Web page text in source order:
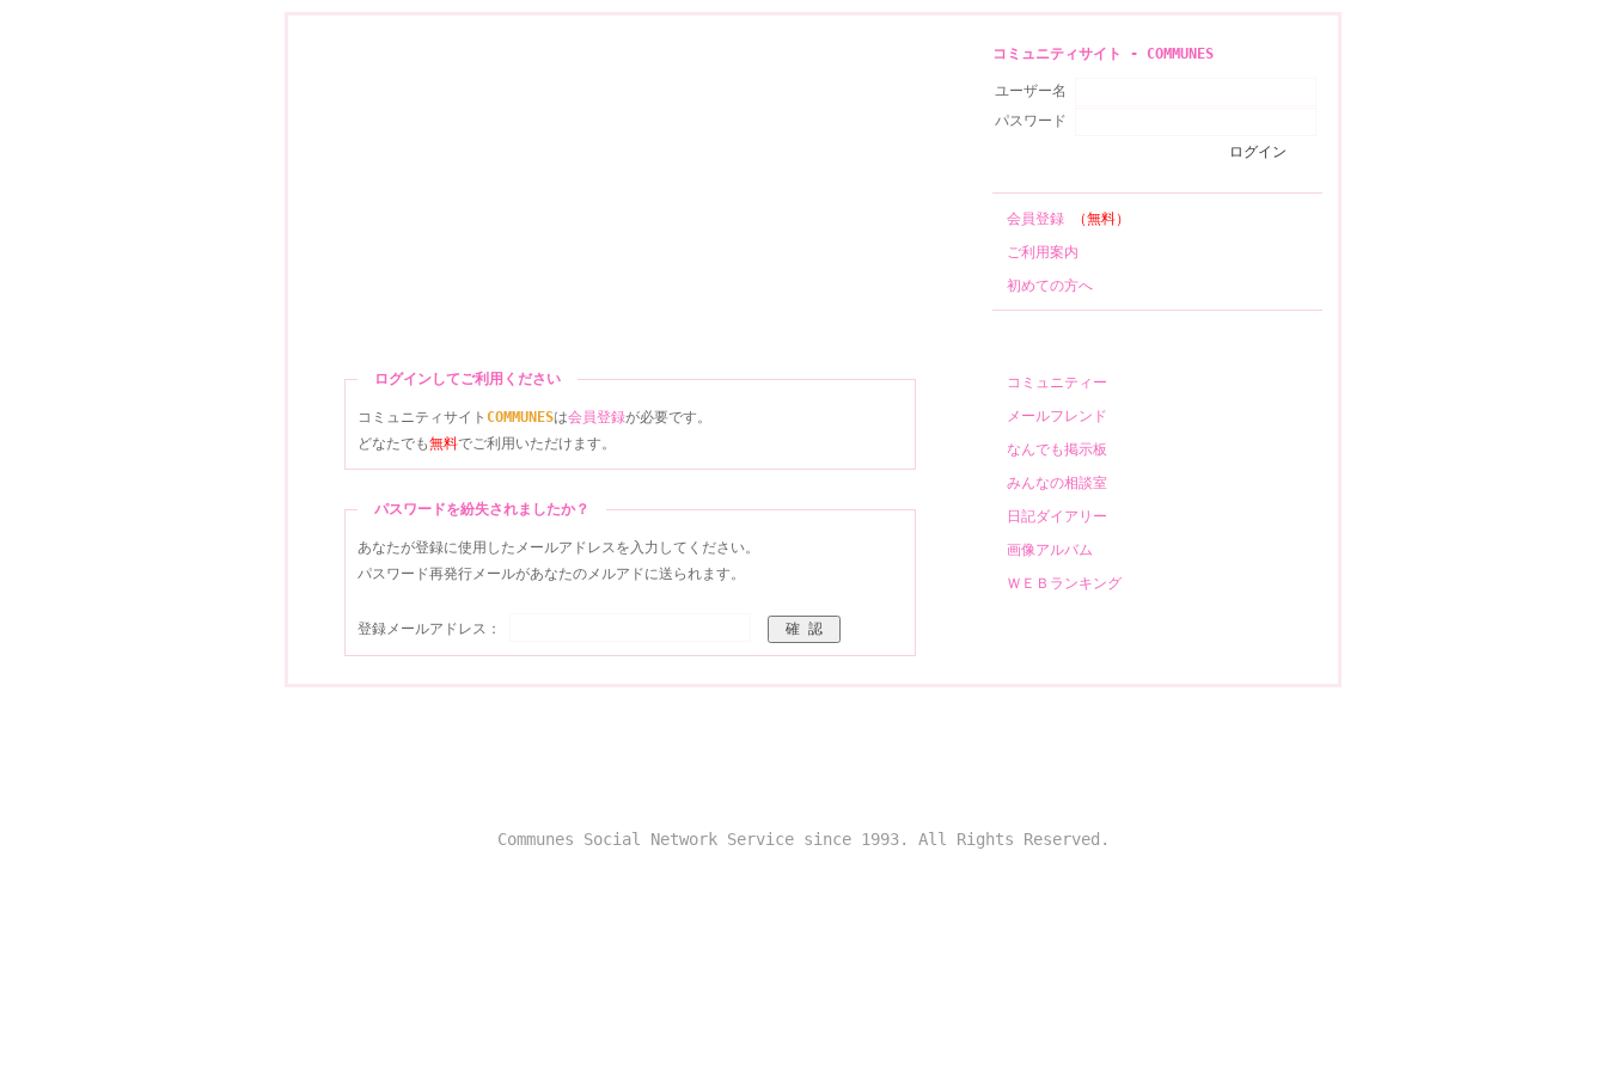
コミュニティサイト - COMMUNES
ユーザー名
パスワード
会員登録（無料）
ご利用案内
初めての方へ
ログインしてご利用ください
コミュニティサイト COMMUNESは会員登録が必要です。
どなたでも無料でご利用いただけます。
パスワードを紛失されましたか？
あなたが登録に使用したメールアドレスを入力してください。
パスワード再発行メールがあなたのメルアドに送られます。
登録メールアドレス：
コミュニティー
メールフレンド
なんでも掲示板
みんなの相談室
日記ダイアリー
画像アルバム
ＷＥＢランキング
Communes Social Network Service since 1993. All Rights Reserved.